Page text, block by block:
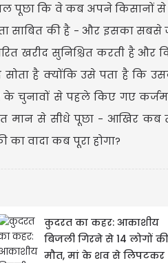
कि वे कब अपने किसानों से
साबित की है - और इसका सबसे
खरीद सुनिश्चित करती है
सोता है क्योंकि उसे पता है
के चुनावों से पहले किए गए
मान से सीधे पूछा - आखिर कब
वादा कब पूरा होगा?
कुदरत का कहर: आकाशीय
बिजली गिरने से 14 लोगों की
मौत, मां के शव से लिपटकर